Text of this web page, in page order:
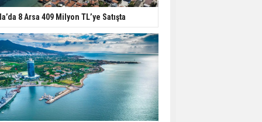
8 Arsa 409 Milyon TL’ye Satışta